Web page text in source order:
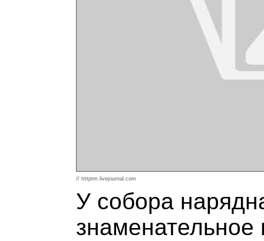
// trttptm.livejournal.com
У собора